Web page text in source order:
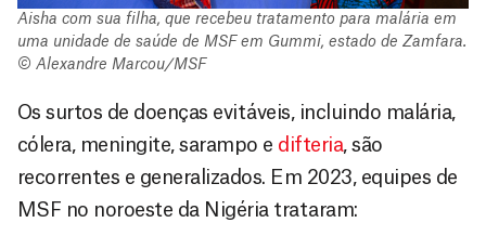
Aisha com sua filha, que recebeu tratamento para malária em
uma unidade de saúde de MSF em Gummi, estado de Zamfara.
© Alexandre Marcou/MSF
Os surtos de doenças evitáveis, incluindo malária,
cólera, meningite, sarampo e difteria, são
recorrentes e generalizados. Em 2023, equipes de
MSF no noroeste da Nigéria trataram: